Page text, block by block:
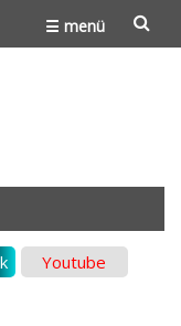
☰ menü
Youtube